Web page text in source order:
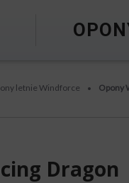
letnie Windforce • Opony
Dragon